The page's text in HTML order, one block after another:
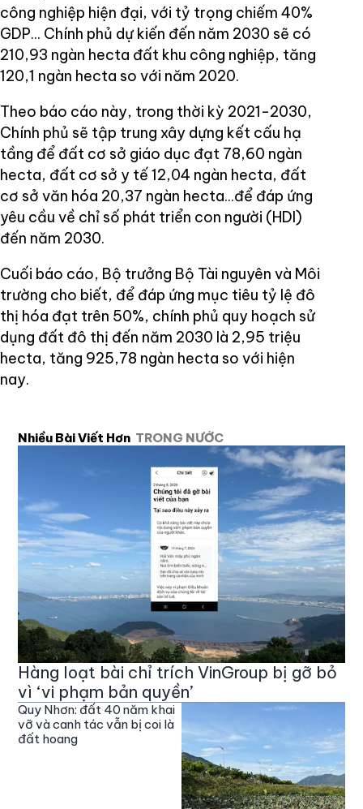
công nghiệp hiện đại, với tỷ trọng chiếm 40%
GDP... Chính phủ dự kiến đến năm 2030 sẽ có
210,93 ngàn hecta đất khu công nghiệp, tăng
120,1 ngàn hecta so với năm 2020.
Theo báo cáo này, trong thời kỳ 2021-2030,
Chính phủ sẽ tập trung xây dựng kết cấu hạ
tầng để đất cơ sở giáo dục đạt 78,60 ngàn
hecta, đất cơ sở y tế 12,04 ngàn hecta, đất
cơ sở văn hóa 20,37 ngàn hecta...để đáp ứng
yêu cầu về chỉ số phát triển con người (HDI)
đến năm 2030.
Cuối báo cáo, Bộ trưởng Bộ Tài nguyên và Môi
trường cho biết, để đáp ứng mục tiêu tỷ lệ đô
thị hóa đạt trên 50%, chính phủ quy hoạch sử
dụng đất đô thị đến năm 2030 là 2,95 triệu
hecta, tăng 925,78 ngàn hecta so với hiện
nay.
Nhiều Bài Viết Hơn TRONG NƯỚC
Hàng loạt bài chỉ trích VinGroup bị gỡ bỏ
vì ‘vi phạm bản quyền’
Quy Nhơn: đất 40 năm khai
vỡ và canh tác vẫn bị coi là
đất hoang